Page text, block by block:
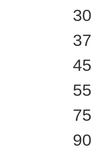
30
37
45
55
75
90